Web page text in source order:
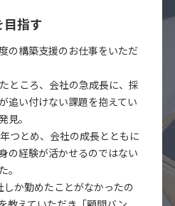
目指す
の構築支援のお仕事をいただ
ところ、会社の急成長に、採
追い付けない課題を抱えてい
見。
つとめ、会社の成長とともに
の経験が活かせるのではない
。
か勤めたことがなかったの